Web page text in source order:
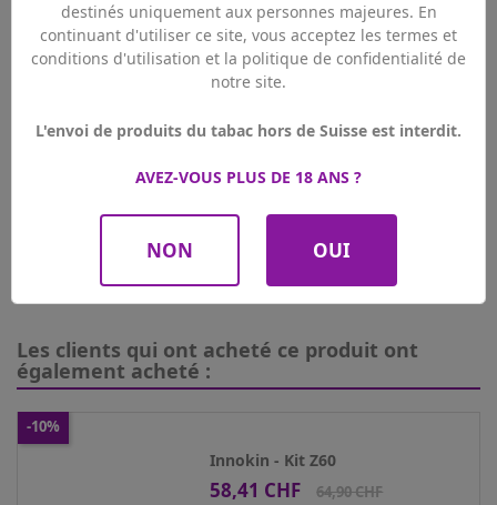
destinés uniquement aux personnes majeures. En
continuant d'utiliser ce site, vous acceptez les termes et
conditions d'utilisation et la politique de confidentialité de
notre site.
L'envoi de produits du tabac hors de Suisse est interdit.
AVEZ-VOUS PLUS DE 18 ANS ?
NON OUI
Les clients qui ont acheté ce produit ont
également acheté :
Innokin - Kit Z60
Prix
58,41 CHF
Prix
64,90 CHF
-10%